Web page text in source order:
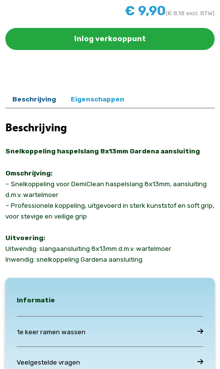
€ 9,90(€8,18 excl. BTW)
Inlog verkooppunt
Beschrijving Eigenschappen
Beschrijving
Snelkoppeling haspelslang 8x13mm Gardena aansluiting
Omschrijving:
– Snelkoppeling voor DemiClean haspelslang 8x13mm, aansluiting
d.m.v. wartelmoer
– Professionele koppeling, uitgevoerd in sterk kunststof en soft grip,
voor stevige en veilige grip
Uitvoering:
Uitwendig: slangaansluiting 8x13mm d.m.v. wartelmoer
Inwendig: snelkoppeling Gardena aansluiting
Informatie
1e keer ramen wassen
Veelgestelde vragen